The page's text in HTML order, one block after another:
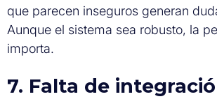
que parecen inseguros generan
Aunque el sistema sea robusto, la
importa.
7. Falta de